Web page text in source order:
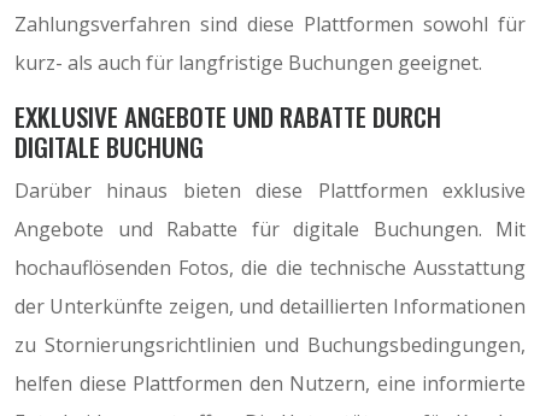
Zahlungsverfahren sind diese Plattformen sowohl für
kurz- als auch für langfristige Buchungen geeignet.
EXKLUSIVE ANGEBOTE UND RABATTE DURCH
DIGITALE BUCHUNG
Darüber hinaus bieten diese Plattformen exklusive
Angebote und Rabatte für digitale Buchungen. Mit
hochauflösenden Fotos, die die technische Ausstattung
der Unterkünfte zeigen, und detaillierten Informationen
zu Stornierungsrichtlinien und Buchungsbedingungen,
helfen diese Plattformen den Nutzern, eine informierte